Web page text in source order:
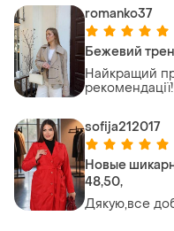
romanko37
Бежевий
Найкращий
рекомендації!
sofija212017
Новые
48,50,
Дякую,все